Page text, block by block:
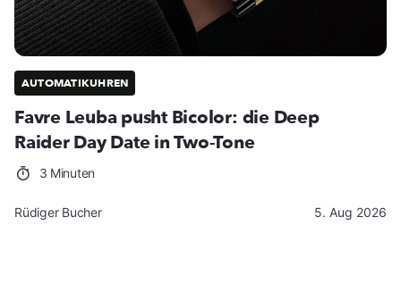
AUTOMATIKUHREN
Favre Leuba pusht Bicolor: die Deep
Raider Day Date in Two-Tone
3 Minuten
Rüdiger Bucher 5. Aug 2026